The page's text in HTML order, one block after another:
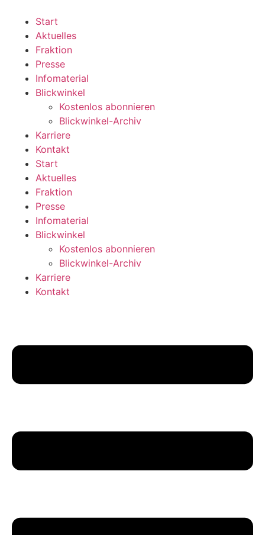
wechseln
Start
Aktuelles
Fraktion
Presse
Infomaterial
Blickwinkel
Kostenlos abonnieren
Blickwinkel-Archiv
Karriere
Kontakt
Start
Aktuelles
Fraktion
Presse
Infomaterial
Blickwinkel
Kostenlos abonnieren
Blickwinkel-Archiv
Karriere
Kontakt